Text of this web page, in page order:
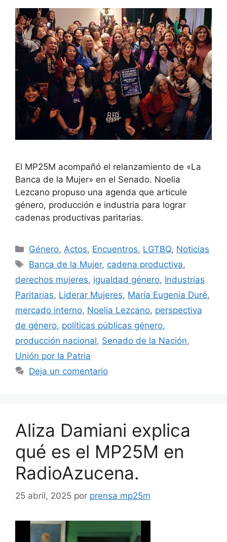
El MP25M acompañó el relanzamiento de «La
Banca de la Mujer» en el Senado. Noelia
Lezcano propuso una agenda que articule
género, producción e industria para lograr
cadenas productivas paritarias.
Género,Actos, Encuentros, LGTBQ, Noticias
Banca de la Mujer, cadena productiva,
derechos mujeres, igualdad género, Industrias
Paritarias, Liderar Mujeres, María Eugenia Duré,
mercado interno, Noelia Lezcano, perspectiva
de género, políticas públicas género,
producción nacional, Senado de la Nación,
Unión por la Patria
Deja un comentario
Aliza Damiani explica
qué es el MP25M en
RadioAzucena.
25 abril, 2025 por prensa mp25m